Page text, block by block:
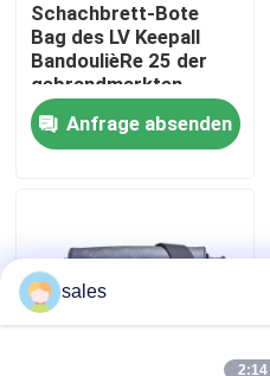
Qualitätskontrolle
Treten Sie mit uns in
Fälle
Schachbrett-Bote
Bag des LV Keepall
BandoulièRe 25 der
gebrandmarkten
Männer
Anfrage absenden
sales
2:14